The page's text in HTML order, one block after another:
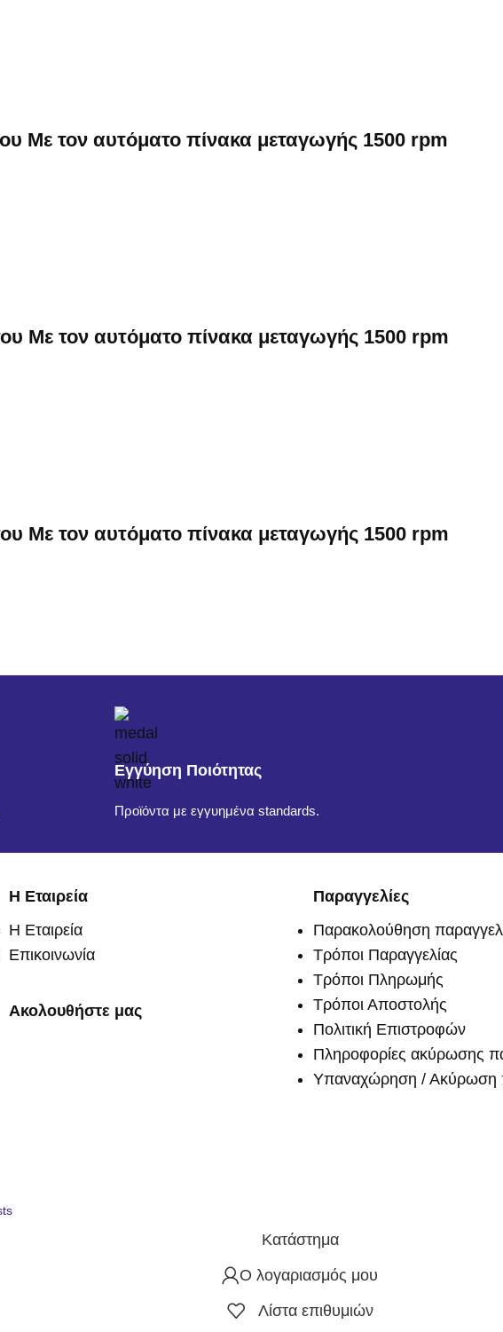
Με τον αυτόματο πίνακα μεταγωγής 1500 rpm
Με τον αυτόματο πίνακα μεταγωγής 1500 rpm
Με τον αυτόματο πίνακα μεταγωγής 1500 rpm
Εγγύηση Ποιότητας
Προϊόντα με εγγυημένα standards.
Η Εταιρεία
Η Εταιρεία
Επικοινωνία
Ακολουθήστε μας
Παραγγελίες
Παρακολούθηση
Τρόποι Παραγγελίας
Τρόποι Πληρωμής
Τρόποι Αποστολής
Πολιτική Επιστροφών
Πληροφορίες ακύρωσης
Υπαναχώρηση / Ακύρωση
Κατάστημα
Ο λογαριασμός μου
Λίστα επιθυμιών